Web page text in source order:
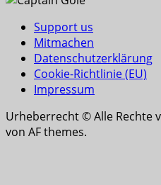
Support us
Mitmachen
Datenschutzerklärung
Cookie-Richtlinie (EU)
Impressum
Urheberrecht © Alle Rechte
von AF themes.